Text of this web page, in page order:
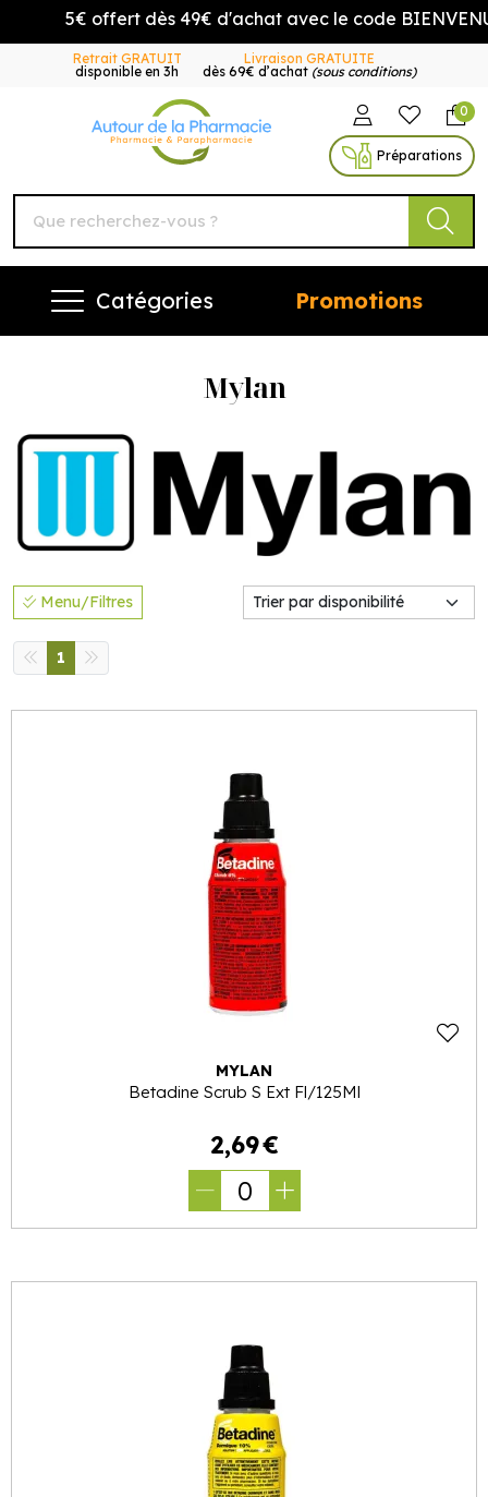
5€ offert dès 49€ d'achat avec le code BIENVENUE5
Retrait GRATUIT
disponible en 3h
Livraison GRATUITE
dès 69€ d’achat (sous conditions)
Autour de la Pharmacie
0
Préparations
Catégories Promotions
Mylan
Menu/Filtres
1
MYLAN
Betadine Scrub S Ext Fl/125Ml
2,69€
0